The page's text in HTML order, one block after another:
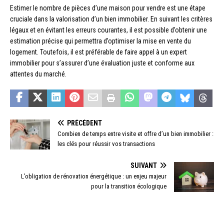
Estimer le nombre de pièces d’une maison pour vendre est une étape
cruciale dans la valorisation d’un bien immobilier. En suivant les critères
légaux et en évitant les erreurs courantes, il est possible d’obtenir une
estimation précise qui permettra d’optimiser la mise en vente du
logement. Toutefois, il est préférable de faire appel à un expert
immobilier pour s’assurer d’une évaluation juste et conforme aux
attentes du marché.
PRÉCÉDENT
Combien de temps entre visite et offre d’un bien immobilier :
les clés pour réussir vos transactions
SUIVANT
L’obligation de rénovation énergétique : un enjeu majeur
pour la transition écologique